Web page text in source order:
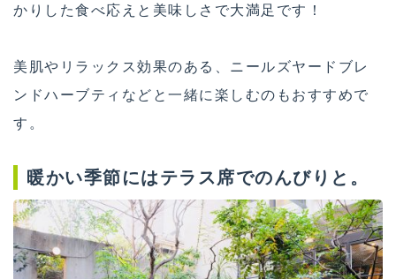
かりした食べ応えと美味しさで大満足です！
美肌やリラックス効果のある、ニールズヤードブレ
ンドハーブティなどと一緒に楽しむのもおすすめで
す。
暖かい季節にはテラス席でのんびりと。